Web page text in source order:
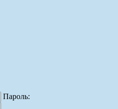
Пароль: